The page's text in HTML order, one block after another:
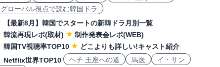
グローバル視点で読む韓国ドラ
【最新8月】韓国でスタートの新韓ドラ月別一覧
韓流再現レポ(取材)
制作発表会レポ(WEB)
韓国TV視聴率TOP10
どこよりも詳しい!キャスト紹介
Netflix世界TOP10
ヘチ 王座への道 馬医
イ・サン